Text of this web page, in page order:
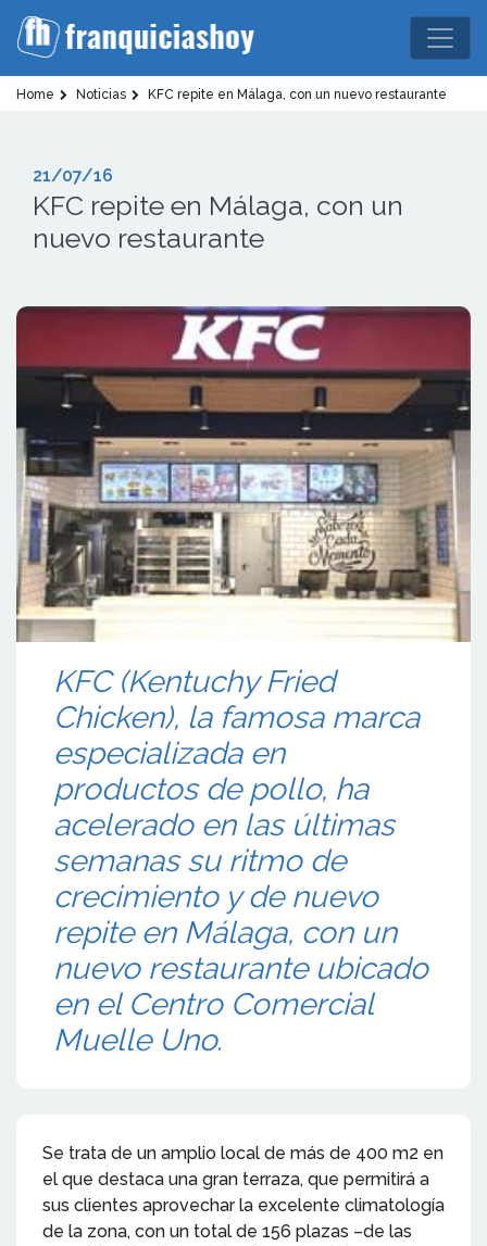
Home Noticias KFC repite en Málaga, con un nuevo restaurante
21/07/16
KFC repite en Málaga, con un
nuevo restaurante
KFC (Kentuchy Fried
Chicken), la famosa marca
especializada en
productos de pollo, ha
acelerado en las últimas
semanas su ritmo de
crecimiento y de nuevo
repite en Málaga, con un
nuevo restaurante ubicado
en el Centro Comercial
Muelle Uno.
Se trata de un amplio local de más de 400 m2 en
el que destaca una gran terraza, que permitirá a
sus clientes aprovechar la excelente climatología
de la zona, con un total de 156 plazas –de las